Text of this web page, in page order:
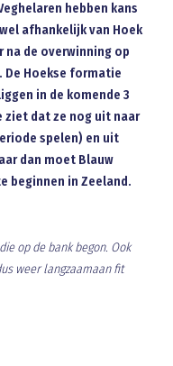
hebben kans
afhankelijk van Hoek
na de overwinning op
Hoekse formatie
in de komende 3
ziet dat ze nog uit naar
spelen) en uit
dan moet Blauw
beginnen in Zeeland.
op de bank begon. Ook
weer langzaamaan fit